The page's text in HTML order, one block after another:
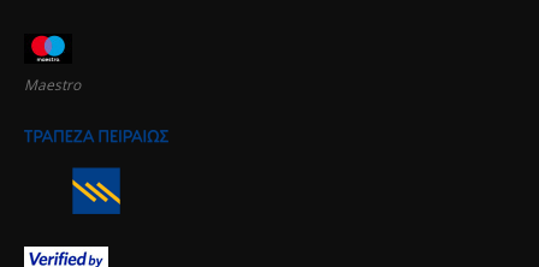
Maestro